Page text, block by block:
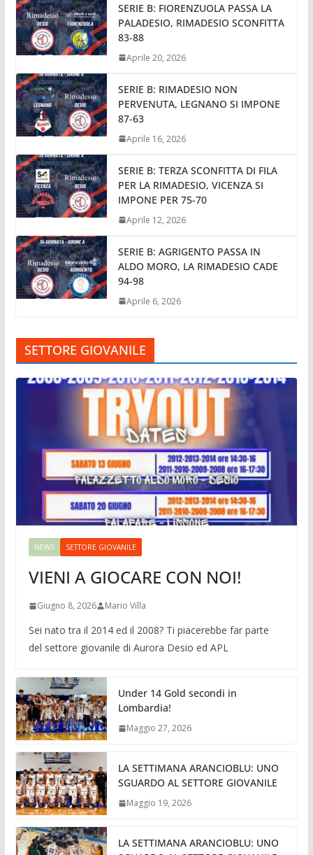
SERIE B: FIORENZUOLA PASSA LA
PALADESIO, RIMADESIO SCONFITTA
83-88
Aprile 20, 2026
SERIE B: RIMADESIO NON
PERVENUTA, LEGNANO SI IMPONE
87-63
Aprile 16, 2026
SERIE B: TERZA SCONFITTA DI FILA
PER LA RIMADESIO, VICENZA SI
IMPONE PER 75-70
Aprile 12, 2026
SERIE B: AGRIGENTO PASSA IN
ALDO MORO, LA RIMADESIO CADE
94-98
Aprile 6, 2026
SETTORE GIOVANILE
NEWS SETTORE GIOVANILE
VIENI A GIOCARE CON NOI!
Giugno 8, 2026 Mario Villa
Sei nato tra il 2014 ed il 2008? Ti piacerebbe far parte
del settore giovanile di Aurora Desio ed APL
Under 14 Gold secondi in
Lombardia!
Maggio 27, 2026
LA SETTIMANA ARANCIOBLU: UNO
SGUARDO AL SETTORE GIOVANILE
Maggio 19, 2026
LA SETTIMANA ARANCIOBLU: UNO